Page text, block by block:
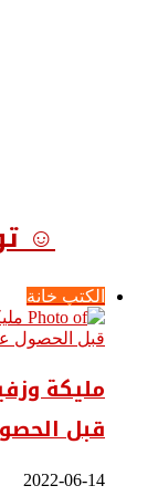
☺
الكتب خانة
مليكة
قبل
2022-06-14